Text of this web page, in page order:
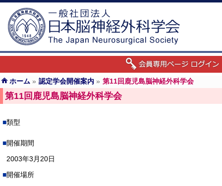
ホーム » 認定学会開催案内 » 第11回鹿児島脳神経外科学会
第11回鹿児島脳神経外科学会
類型
開催期間
2003年3月20日
開催場所